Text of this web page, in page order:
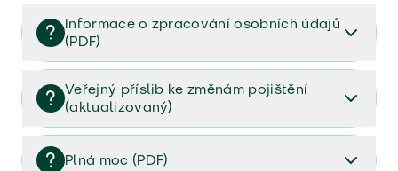
Sazebník poplatků a odměn (PDF)
Informace o zpracování osobních údajů
(PDF)
Informace o zpracování osobních údajů (PDF)
Veřejný příslib ke změnám pojištění
(aktualizovaný)
Veřejný příslib ke změnám pojištění (aktualizovaný)
Plná moc (PDF)